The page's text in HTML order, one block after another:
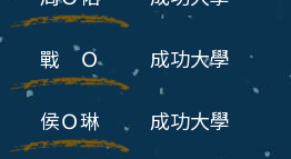
戰 Ｏ 成功大學
侯Ｏ琳 成功大學